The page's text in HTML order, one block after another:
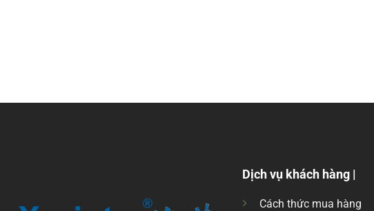
Dịch vụ khách hàng |
Cách thức mua hàng